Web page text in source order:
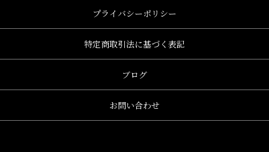
プライバシーポリシー
特定商取引法に基づく表記
ブログ
お問い合わせ